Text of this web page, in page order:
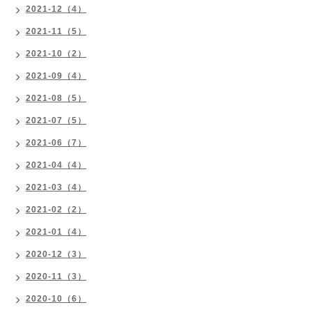
2021-12（4）
2021-11（5）
2021-10（2）
2021-09（4）
2021-08（5）
2021-07（5）
2021-06（7）
2021-04（4）
2021-03（4）
2021-02（2）
2021-01（4）
2020-12（3）
2020-11（3）
2020-10（6）